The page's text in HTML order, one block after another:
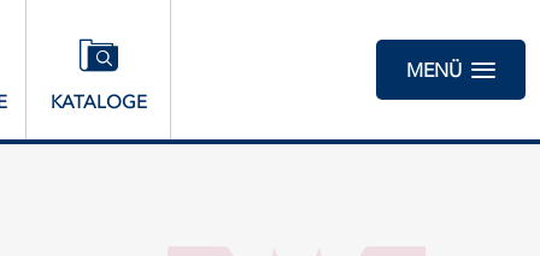
KATALOGE
MENÜ